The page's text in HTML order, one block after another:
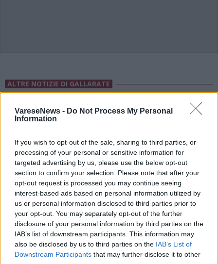
VareseNews - Do Not Process My Personal
Information
If you wish to opt-out of the sale, sharing to third parties, or
processing of your personal or sensitive information for
targeted advertising by us, please use the below opt-out
section to confirm your selection. Please note that after your
opt-out request is processed you may continue seeing
interest-based ads based on personal information utilized by
us or personal information disclosed to third parties prior to
your opt-out. You may separately opt-out of the further
disclosure of your personal information by third parties on the
IAB’s list of downstream participants. This information may
also be disclosed by us to third parties on the IAB’s List of
Downstream Participants that may further disclose it to other
ALTRE NOTIZIE DI GALLARATE
SICUREZZA